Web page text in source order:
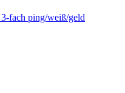
3-fach ping/weiß/geld